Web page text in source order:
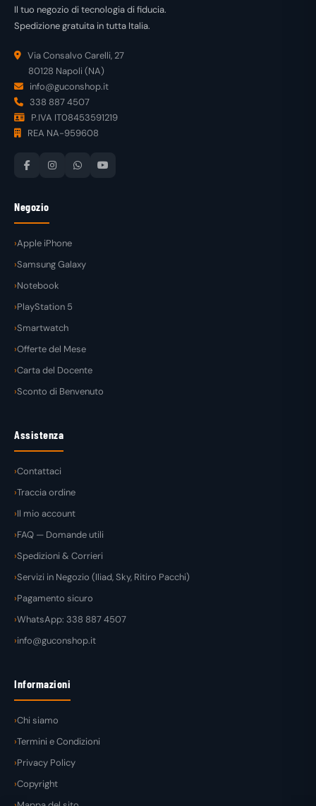
Il tuo negozio di tecnologia di fiducia.
Spedizione gratuita in tutta Italia.
Via Consalvo Carelli, 27
80128 Napoli (NA)
info@guconshop.it
338 887 4507
P.IVA IT08453591219
REA NA-959608
Negozio
Apple iPhone
Samsung Galaxy
Notebook
PlayStation 5
Smartwatch
Offerte del Mese
Carta del Docente
Sconto di Benvenuto
Assistenza
Contattaci
Traccia ordine
Il mio account
FAQ — Domande utili
Spedizioni & Corrieri
Servizi in Negozio (Iliad, Sky, Ritiro Pacchi)
Pagamento sicuro
WhatsApp: 338 887 4507
info@guconshop.it
Informazioni
Chi siamo
Termini e Condizioni
Privacy Policy
Copyright